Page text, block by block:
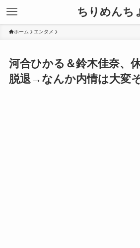
ちりめんち
ホーム エンタメ
河合ひかる＆鈴木佳奈、
脱退→なんか内情は大変